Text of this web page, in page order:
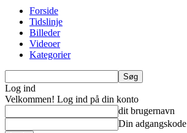
Forside
Tidslinje
Billeder
Videoer
Kategorier
Log ind
Velkommen! Log ind på din konto
dit brugernavn
Din adgangskode